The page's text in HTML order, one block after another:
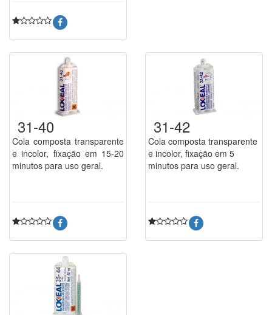
31-40
Cola composta transparente
e incolor, fixação em 15-20
minutos para uso geral.
31-42
Cola composta transparente
e incolor, fixação em 5
minutos para uso geral.